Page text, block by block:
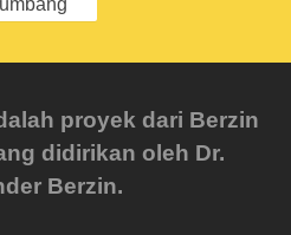
proyek dari Berzin
didirikan oleh Dr.
Berzin.